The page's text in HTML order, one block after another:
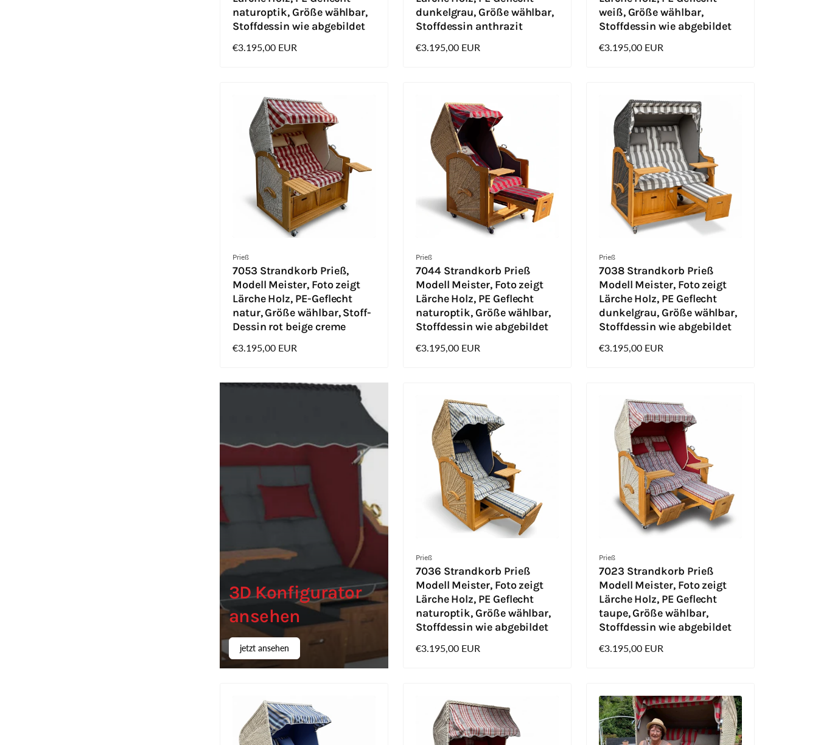
naturoptik, Größe wählbar,
Stoffdessin wie abgebildet
Normaler
€3.195,00 EUR
dunkelgrau, Größe wählbar,
Stoffdessin anthrazit
Normaler
€3.195,00 EUR
weiß, Größe wählbar,
Stoffdessin wie abgebildet
Normaler
€3.195,00 EUR
Anbieter:
Prieß
7053 Strandkorb Prieß,
Modell Meister, Foto zeigt
Lärche Holz, PE-Geflecht
natur, Größe wählbar, Stoff-
Dessin rot beige creme
Normaler
€3.195,00 EUR
Anbieter:
Prieß
7044 Strandkorb Prieß
Modell Meister, Foto zeigt
Lärche Holz, PE Geflecht
naturoptik, Größe wählbar,
Stoffdessin wie abgebildet
Normaler
€3.195,00 EUR
Anbieter:
Prieß
7038 Strandkorb Prieß
Modell Meister, Foto zeigt
Lärche Holz, PE Geflecht
dunkelgrau, Größe wählbar,
Stoffdessin wie abgebildet
Normaler
€3.195,00 EUR
3D Konfigurator
ansehen
jetzt ansehen
Anbieter:
Prieß
7036 Strandkorb Prieß
Modell Meister, Foto zeigt
Lärche Holz, PE Geflecht
naturoptik, Größe wählbar,
Stoffdessin wie abgebildet
Normaler
€3.195,00 EUR
Anbieter:
Prieß
7023 Strandkorb Prieß
Modell Meister, Foto zeigt
Lärche Holz, PE Geflecht
taupe, Größe wählbar,
Stoffdessin wie abgebildet
Normaler
€3.195,00 EUR